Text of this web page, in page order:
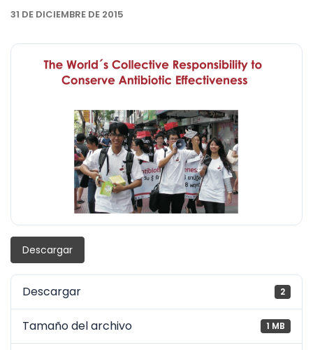
31 DE DICIEMBRE DE 2015
Descargar
Descargar 2
Tamaño del archivo 1 MB